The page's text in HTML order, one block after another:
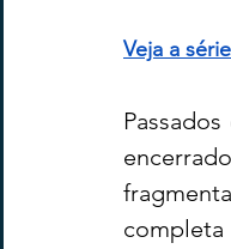
Coluna Beto Nabhan
Veja a